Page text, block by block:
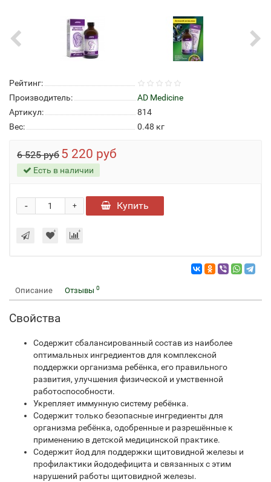
Рейтинг:
Производитель:
AD Medicine
Артикул:
814
Вес:
0.48 кг
6 525 руб 5 220 руб
Есть в наличии
+
- Купить
Описание Отзывы 0
Свойства
Содержит сбалансированный состав из наиболее
оптимальных ингредиентов для комплексной
поддержки организма ребёнка, его правильного
развития, улучшения физической и умственной
работоспособности.
Укрепляет иммунную систему ребёнка.
Содержит только безопасные ингредиенты для
организма ребёнка, одобренные и разрешённые к
применению в детской медицинской практике.
Содержит йод для поддержки щитовидной железы и
профилактики йододефицита и связанных с этим
нарушений работы щитовидной железы.